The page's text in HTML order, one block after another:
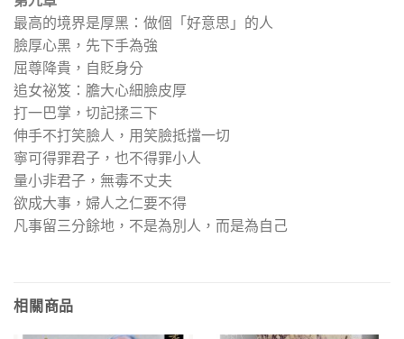
最高的境界是厚黑：做個「好意思」的人
臉厚心黑，先下手為強
屈尊降貴，自貶身分
追女祕笈：膽大心細臉皮厚
打一巴掌，切記揉三下
伸手不打笑臉人，用笑臉抵擋一切
寧可得罪君子，也不得罪小人
量小非君子，無毒不丈夫
欲成大事，婦人之仁要不得
凡事留三分餘地，不是為別人，而是為自己
相關商品